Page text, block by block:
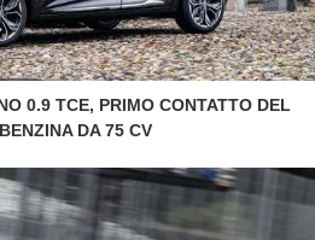
0.9 TCE, PRIMO CONTATTO DEL
DA 75 CV